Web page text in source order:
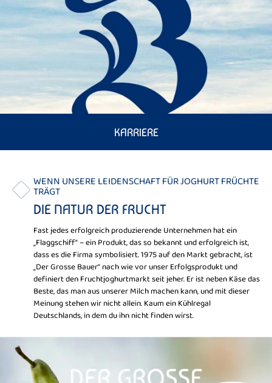
KARRIERE
WENN UNSERE LEIDENSCHAFT FÜR JOGHURT FRÜCHTE
TRÄGT
DIE NATUR DER FRUCHT
Fast jedes erfolgreich produzierende Unternehmen hat ein
„Flaggschiff“ – ein Produkt, das so bekannt und erfolgreich ist,
dass es die Firma symbolisiert. 1975 auf den Markt gebracht, ist
„Der Grosse Bauer“ nach wie vor unser Erfolgsprodukt und
definiert den Fruchtjoghurtmarkt seit jeher. Er ist neben Käse das
Beste, das man aus unserer Milch machen kann, und mit dieser
Meinung stehen wir nicht allein. Kaum ein Kühlregal
Deutschlands, in dem du ihn nicht finden wirst.